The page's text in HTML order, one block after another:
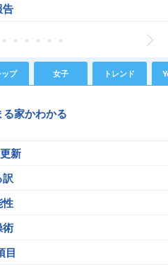
告
ップ 女子 トレンド
家かわかる
新
訳
性
術
目